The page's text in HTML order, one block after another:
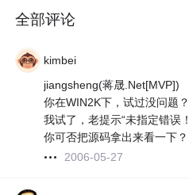
全部评论
kimbei
jiangsheng(蒋晟.Net[MVP])
你在WIN2K下，试过没问题？
我试了，老提示“未指定错误
你可否把源码拿出来看一下？
2006-05-27